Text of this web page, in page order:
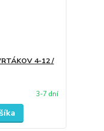
4-12 /
3-7 dní